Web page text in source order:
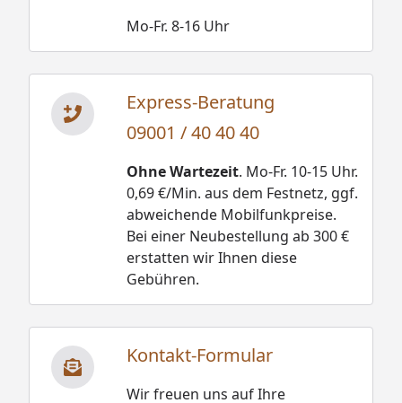
Mo-Fr. 8-16 Uhr
Express-Beratung
09001 / 40 40 40
Ohne Wartezeit. Mo-Fr. 10-15 Uhr.
0,69 €/Min. aus dem Festnetz, ggf.
abweichende Mobilfunkpreise.
Bei einer Neubestellung ab 300 €
erstatten wir Ihnen diese
Gebühren.
Kontakt-Formular
Wir freuen uns auf Ihre